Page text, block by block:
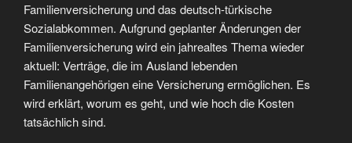
Familienversicherung und das deutsch-türkische
Sozialabkommen. Aufgrund geplanter Änderungen der
Familienversicherung wird ein jahrealtes Thema wieder
aktuell: Verträge, die im Ausland lebenden
Familienangehörigen eine Versicherung ermöglichen. Es
wird erklärt, worum es geht, und wie hoch die Kosten
tatsächlich sind.